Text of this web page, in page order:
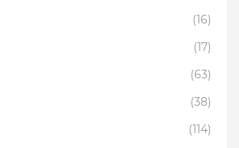
(16)
(17)
(63)
(38)
(114)